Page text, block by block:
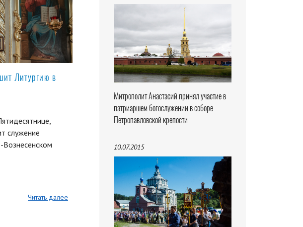
Митрополит Анастасий принял участие в
патриаршем богослужении в соборе
Петропавловской крепости
10.07.2015
Литургию в
служение
Вознесенском
Читать далее